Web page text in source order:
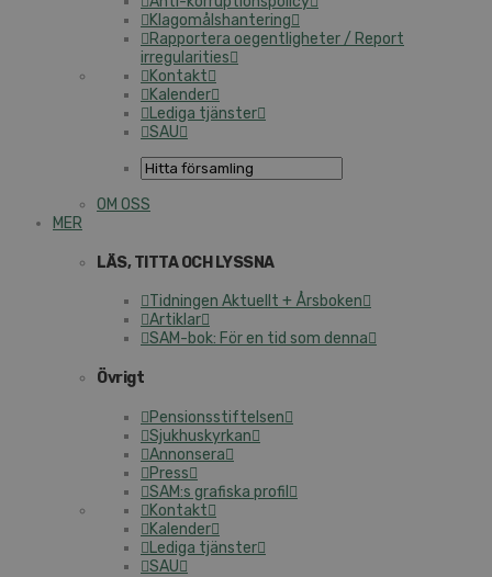
Klagomålshantering
Rapportera oegentligheter / Report
irregularities
Kontakt
Kalender
Lediga tjänster
SAU
OM OSS
MER
LÄS, TITTA OCH LYSSNA
Tidningen Aktuellt + Årsboken
Artiklar
SAM-bok: För en tid som denna
Övrigt
Pensionsstiftelsen
Sjukhuskyrkan
Annonsera
Press
SAM:s grafiska profil
Kontakt
Kalender
Lediga tjänster
SAU